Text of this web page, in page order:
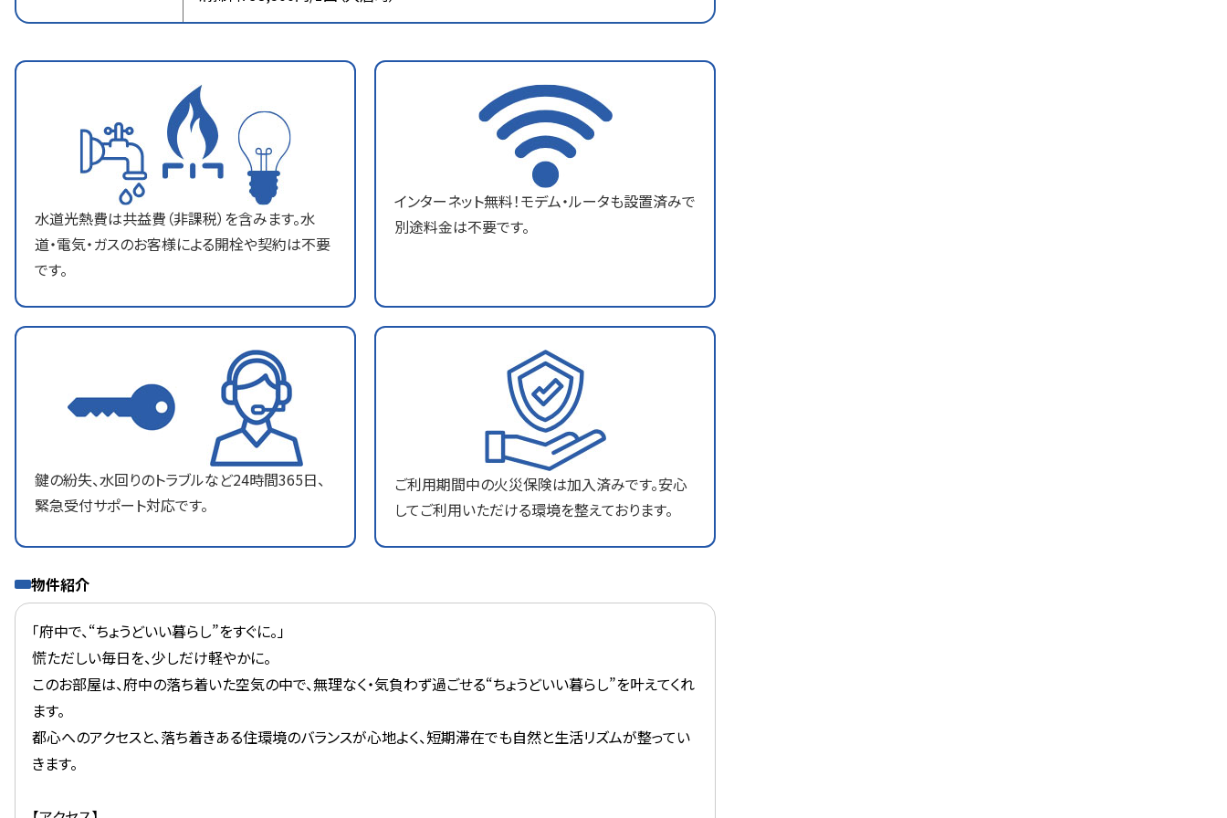
水道光熱費は共益費（非課税）を含みます。水
道・電気・ガスのお客様による開栓や契約は不要
です。
インターネット無料！モデム・ルータも設置済みで
別途料金は不要です。
鍵の紛失、水回りのトラブルなど24時間365日、
緊急受付サポート対応です。
ご利用期間中の火災保険は加入済みです。安心
してご利用いただける環境を整えております。
物件紹介
「府中で、“ちょうどいい暮らし”をすぐに。」
慌ただしい毎日を、少しだけ軽やかに。
このお部屋は、府中の落ち着いた空気の中で、無理なく・気負わず過ごせる“ちょうどいい暮らし”を叶えてくれ
ます。
都心へのアクセスと、落ち着きある住環境のバランスが心地よく、短期滞在でも自然と生活リズムが整ってい
きます。